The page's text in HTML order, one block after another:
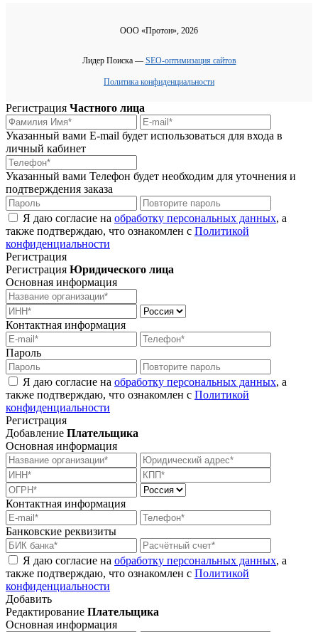
ООО «Протон», 2026
Лидер Поиска — SEO-оптимизация сайтов
Политика конфиденциальности
Регистрация Частного лица
Указанный вами E-mail будет использоваться для входа в
личный кабинет
Указанный вами Телефон будет необходим для уточнения и
подтверждения заказа
Я даю согласие на обработку персональных данных, а
также подтверждаю, что ознакомлен с Политикой
конфиденциальности
Регистрация
Регистрация Юридического лица
Основная информация
Контактная информация
Пароль
Я даю согласие на обработку персональных данных, а
также подтверждаю, что ознакомлен с Политикой
конфиденциальности
Регистрация
Добавление Плательщика
Основная информация
Контактная информация
Банковские реквизиты
Я даю согласие на обработку персональных данных, а
также подтверждаю, что ознакомлен с Политикой
конфиденциальности
Добавить
Редактирование Плательщика
Основная информация